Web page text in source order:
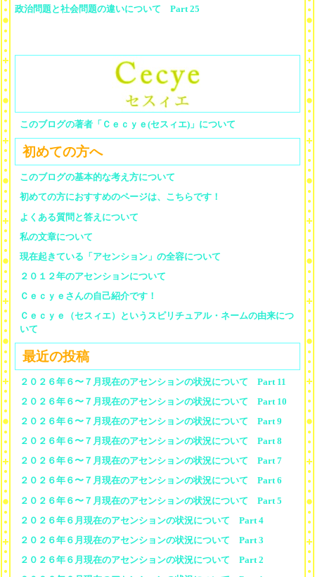
政治問題と社会問題の違いについて Part 25
このブログの著者「Ｃｅｃｙｅ(セスィエ)」について
初めての方へ
このブログの基本的な考え方について
初めての方におすすめのページは、こちらです！
よくある質問と答えについて
私の文章について
現在起きている「アセンション」の全容について
２０１２年のアセンションについて
Ｃｅｃｙｅさんの自己紹介です！
Ｃｅｃｙｅ（セスィエ）というスピリチュアル・ネームの由来につ
いて
最近の投稿
２０２６年６〜７月現在のアセンションの状況について Part 11
２０２６年６〜７月現在のアセンションの状況について Part 10
２０２６年６〜７月現在のアセンションの状況について Part 9
２０２６年６〜７月現在のアセンションの状況について Part 8
２０２６年６〜７月現在のアセンションの状況について Part 7
２０２６年６〜７月現在のアセンションの状況について Part 6
２０２６年６〜７月現在のアセンションの状況について Part 5
２０２６年６月現在のアセンションの状況について Part 4
２０２６年６月現在のアセンションの状況について Part 3
２０２６年６月現在のアセンションの状況について Part 2